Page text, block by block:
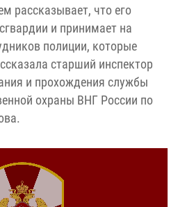
рассказывает, что его
и принимает на
полиции, которые
старший инспектор
и прохождения службы
охраны ВНГ России по